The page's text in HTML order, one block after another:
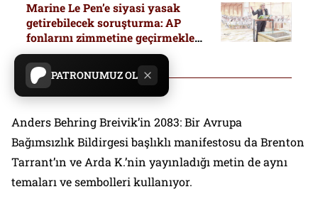
PATRONUMUZ OL
Marine Le Pen’e siyasi yasak
getirebilecek soruşturma: AP
fonlarını zimmetine geçirmekle
suçlanıyor
Anders Behring Breivik’in 2083: Bir Avrupa
Bağımsızlık Bildirgesi başlıklı manifestosu da Brenton
Tarrant’ın ve Arda K.’nin yayınladığı metin de aynı
temaları ve sembolleri kullanıyor.